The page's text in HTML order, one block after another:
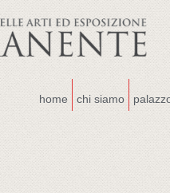
home chi siamo